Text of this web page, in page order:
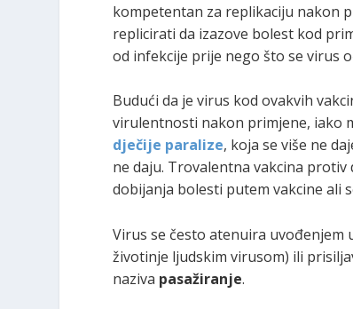
kompetentan za replikaciju nakon
replicirati da izazove bolest kod
od infekcije prije nego što se virus
Budući da je virus kod ovakvih
virulentnosti nakon primjene, iako
dječije paralize, koja se više ne
ne daju. Trovalentna vakcina
dobijanja bolesti putem vakcine ali
Virus se često atenuira uvođenjem
životinje ljudskim virusom) ili
naziva pasažiranje.